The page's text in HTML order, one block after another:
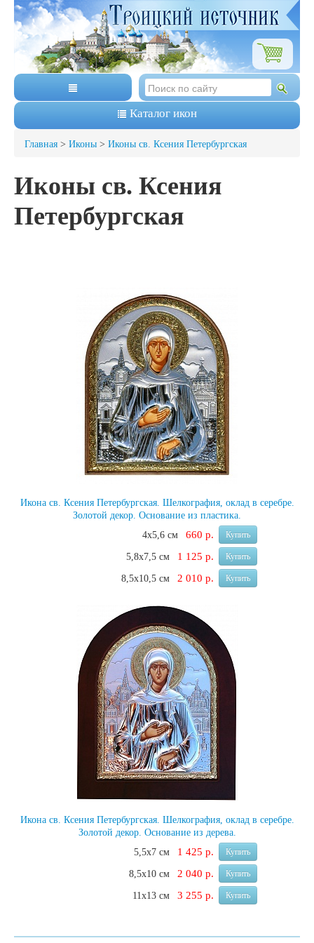
Каталог икон
Главная > Иконы > Иконы св. Ксения Петербургская
Иконы св. Ксения
Петербургская
Икона св. Ксения Петербургская. Шелкография, оклад в серебре.
Золотой декор. Основание из пластика.
4х5,6 см
660 р. Купить
5,8х7,5 см 1 125 р. Купить
8,5х10,5 см 2 010 р. Купить
Икона св. Ксения Петербургская. Шелкография, оклад в серебре.
Золотой декор. Основание из дерева.
5,5х7 см
1 425 р. Купить
8,5х10 см 2 040 р. Купить
11х13 см 3 255 р. Купить